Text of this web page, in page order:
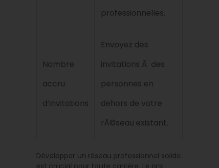
professionnelles.
Nombre
accru
d’invitations
Envoyez des
invitations Ã des
personnes en
dehors de votre
rÃ©seau existant.
Développer un réseau professionnel solide